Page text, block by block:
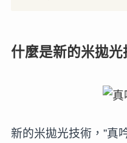
什麼是新的米拋光
新的米拋光技術，”真